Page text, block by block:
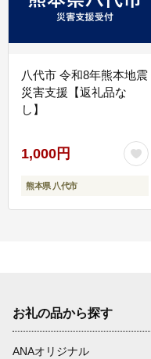
八代市 令和8年熊本地震
災害支援【返礼品な
し】
1,000円
熊本県 八代市
お礼の品から探す
ANAオリジナル